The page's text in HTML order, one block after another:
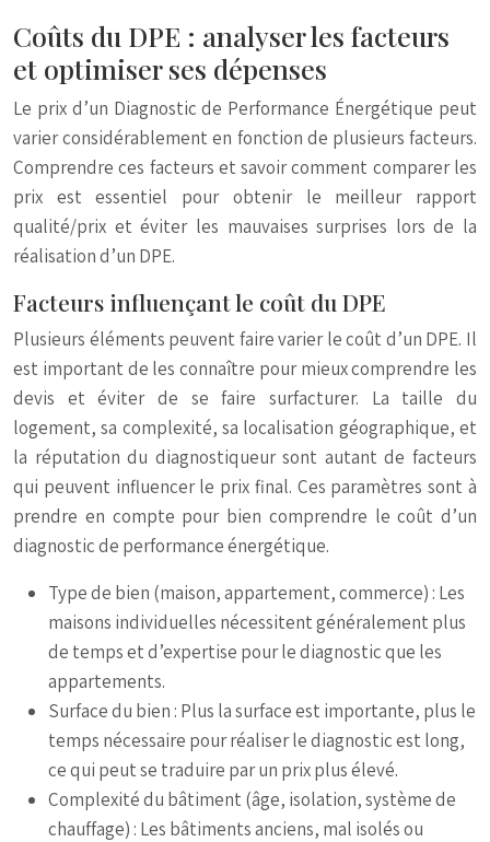
Coûts du DPE : analyser les facteurs
et optimiser ses dépenses
Le prix d’un Diagnostic de Performance Énergétique peut
varier considérablement en fonction de plusieurs facteurs.
Comprendre ces facteurs et savoir comment comparer les
prix est essentiel pour obtenir le meilleur rapport
qualité/prix et éviter les mauvaises surprises lors de la
réalisation d’un DPE.
Facteurs influençant le coût du DPE
Plusieurs éléments peuvent faire varier le coût d’un DPE. Il
est important de les connaître pour mieux comprendre les
devis et éviter de se faire surfacturer. La taille du
logement, sa complexité, sa localisation géographique, et
la réputation du diagnostiqueur sont autant de facteurs
qui peuvent influencer le prix final. Ces paramètres sont à
prendre en compte pour bien comprendre le coût d’un
diagnostic de performance énergétique.
Type de bien (maison, appartement, commerce) : Les
maisons individuelles nécessitent généralement plus
de temps et d’expertise pour le diagnostic que les
appartements.
Surface du bien : Plus la surface est importante, plus le
temps nécessaire pour réaliser le diagnostic est long,
ce qui peut se traduire par un prix plus élevé.
Complexité du bâtiment (âge, isolation, système de
chauffage) : Les bâtiments anciens, mal isolés ou